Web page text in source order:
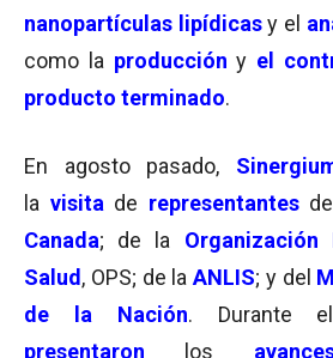
nanopartículas lipídicasy el
como la produccióny el
producto terminado.
En agosto pasado,
la visita de representantes
Canada; de la Organización
Salud , OPS; de laANLIS; y del
de la Nación. Durante
presentaron
los